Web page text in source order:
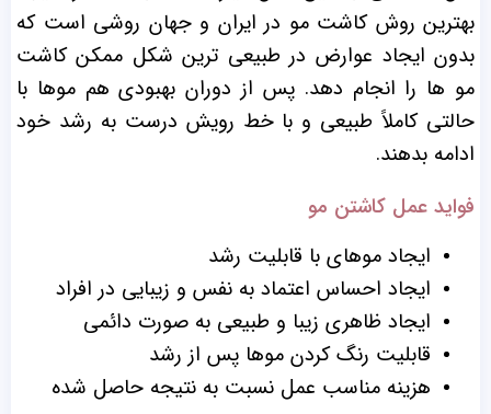
بهترین روش کاشت مو در ایران و جهان روشی است که
بدون ایجاد عوارض در طبیعی ترین شکل ممکن کاشت
مو ها را انجام دهد. پس از دوران بهبودی هم موها با
حالتی کاملاً طبیعی و با خط رویش درست به رشد خود
ادامه بدهند.
فواید عمل کاشتن مو
ایجاد موهای با قابلیت رشد
ایجاد احساس اعتماد به نفس و زیبایی در افراد
ایجاد ظاهری زیبا و طبیعی به صورت دائمی
قابلیت رنگ کردن موها پس از رشد
هزینه مناسب عمل نسبت به نتیجه حاصل شده